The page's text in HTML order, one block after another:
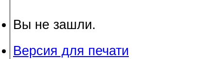
Вы не зашли.
Версия для печати